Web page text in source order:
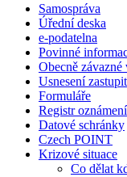
Samospráva
Úřední deska
e-podatelna
Povinné
Obecně
Usnesení
Formuláře
Registr oznámení
Datové schránky
Czech POINT
Krizové situace
Co dělat